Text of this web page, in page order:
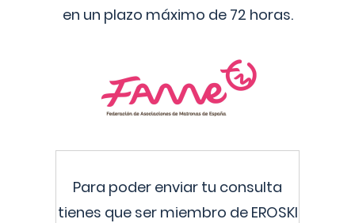
en un plazo máximo de 72 horas.
Para poder enviar tu consulta
tienes que ser miembro de EROSKI